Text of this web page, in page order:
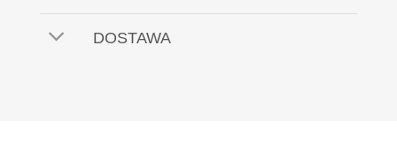
DOSTAWA